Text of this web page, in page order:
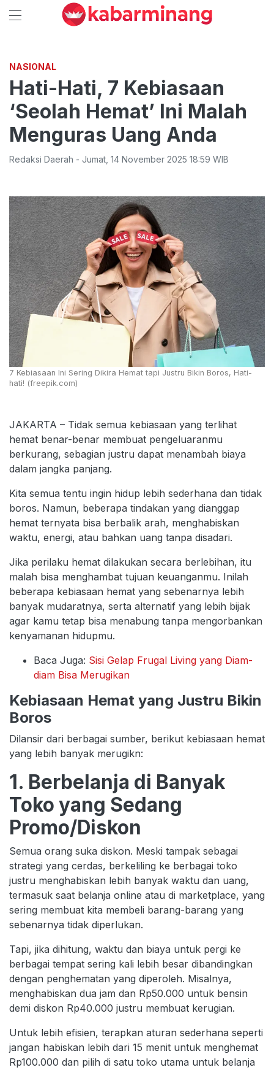
NASIONAL
Hati-Hati, 7 Kebiasaan
‘Seolah Hemat’ Ini Malah
Menguras Uang Anda
Redaksi Daerah - Jumat 14 November 2025 18:59 WIB
7 Kebiasaan Ini Sering Dikira Hemat tapi Justru Bikin Boros, Hati-
hati! (freepik.com)
JAKARTA – Tidak semua kebiasaan yang terlihat
hemat benar-benar membuat pengeluaranmu
berkurang, sebagian justru dapat menambah biaya
dalam jangka panjang.
Kita semua tentu ingin hidup lebih sederhana dan tidak
boros. Namun, beberapa tindakan yang dianggap
hemat ternyata bisa berbalik arah, menghabiskan
waktu, energi, atau bahkan uang tanpa disadari.
Jika perilaku hemat dilakukan secara berlebihan, itu
malah bisa menghambat tujuan keuanganmu. Inilah
beberapa kebiasaan hemat yang sebenarnya lebih
banyak mudaratnya, serta alternatif yang lebih bijak
agar kamu tetap bisa menabung tanpa mengorbankan
kenyamanan hidupmu.
Baca Juga: Sisi Gelap Frugal Living yang Diam-
diam Bisa Merugikan
Kebiasaan Hemat yang Justru Bikin
Boros
Dilansir dari berbagai sumber, berikut kebiasaan hemat
yang lebih banyak merugikn:
1. Berbelanja di Banyak
Toko yang Sedang
Promo/Diskon
Semua orang suka diskon. Meski tampak sebagai
strategi yang cerdas, berkeliling ke berbagai toko
justru menghabiskan lebih banyak waktu dan uang,
termasuk saat belanja online atau di marketplace, yang
sering membuat kita membeli barang-barang yang
sebenarnya tidak diperlukan.
Tapi, jika dihitung, waktu dan biaya untuk pergi ke
berbagai tempat sering kali lebih besar dibandingkan
dengan penghematan yang diperoleh. Misalnya,
menghabiskan dua jam dan Rp50.000 untuk bensin
demi diskon Rp40.000 justru membuat kerugian.
Untuk lebih efisien, terapkan aturan sederhana seperti
jangan habiskan lebih dari 15 menit untuk menghemat
Rp100.000 dan pilih di satu toko utama untuk belanja